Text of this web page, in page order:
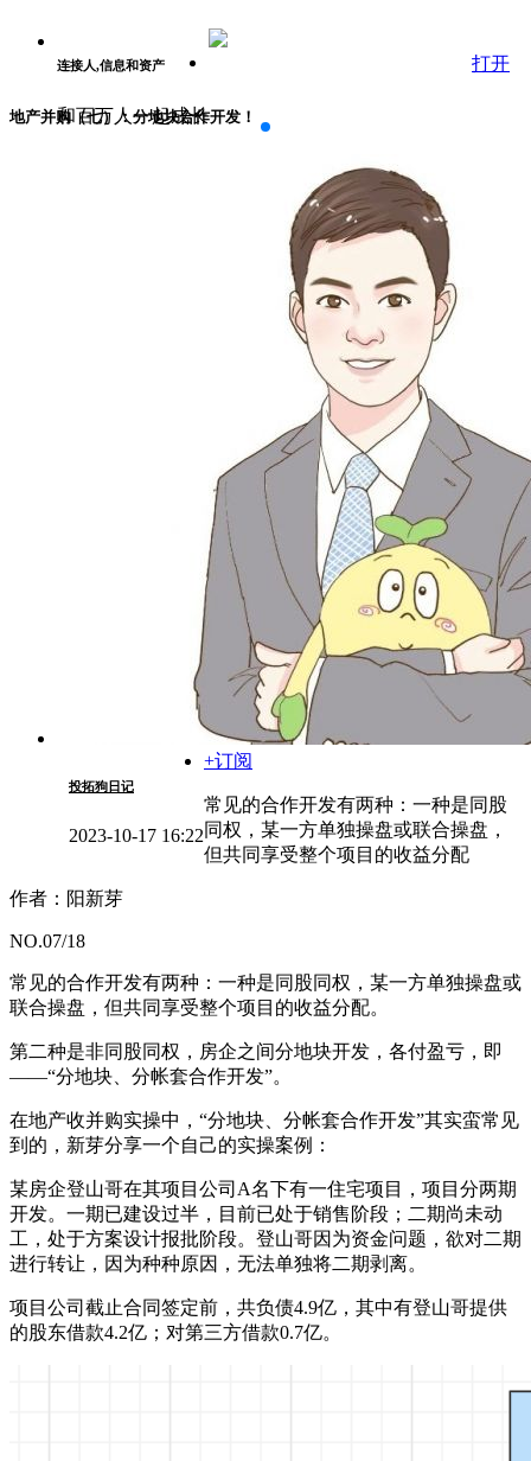
连接人,信息和资产
和百万人一起成长
打开
地产并购（七）：分地块合作开发！
投拓狗日记
2023-10-17 16:22
+订阅
常见的合作开发有两种：一种是同股
同权，某一方单独操盘或联合操盘，
但共同享受整个项目的收益分配
作者：阳新芽
NO.07/18
常见的合作开发有两种：一种是同股同权，某一方单独操盘或
联合操盘，但共同享受整个项目的收益分配。
第二种是非同股同权，房企之间分地块开发，各付盈亏，即
——“分地块、分帐套合作开发”。
在地产收并购实操中，“分地块、分帐套合作开发”其实蛮常见
到的，新芽分享一个自己的实操案例：
某房企登山哥在其项目公司A名下有一住宅项目，项目分两期
开发。一期已建设过半，目前已处于销售阶段；二期尚未动
工，处于方案设计报批阶段。登山哥因为资金问题，欲对二期
进行转让，因为种种原因，无法单独将二期剥离。
项目公司截止合同签定前，共负债4.9亿，其中有登山哥提供
的股东借款4.2亿；对第三方借款0.7亿。